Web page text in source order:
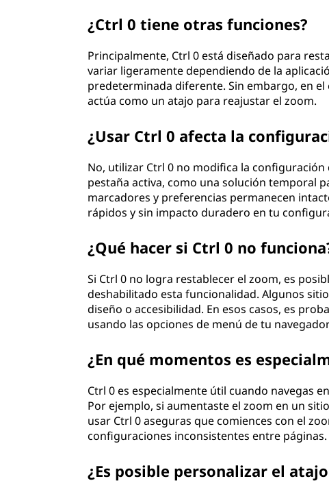
¿Ctrl 0 tiene otras funciones?
Principalmente, Ctrl 0 está diseñado para
variar ligeramente dependiendo de la
predeterminada diferente. Sin embargo, en
actúa como un atajo para reajustar el zoom.
¿Usar Ctrl 0 afecta la
No, utilizar Ctrl 0 no modifica la configuración
pestaña activa, como una solución temporal
marcadores y preferencias permanecen
rápidos y sin impacto duradero en tu
¿Qué hacer si Ctrl 0 no
Si Ctrl 0 no logra restablecer el zoom, es
deshabilitado esta funcionalidad. Algunos
diseño o accesibilidad. En esos casos, es
usando las opciones de menú de tu
¿En qué momentos es
Ctrl 0 es especialmente útil cuando navegas
Por ejemplo, si aumentaste el zoom en un
usar Ctrl 0 aseguras que comiences con el
configuraciones inconsistentes entre páginas.
¿Es posible personalizar el